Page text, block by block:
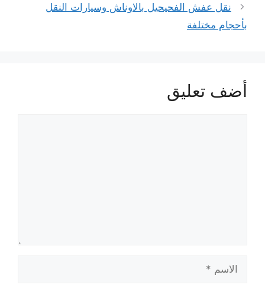
نقل عفش الفحيحيل بالاوناش وسيارات النقل
بأحجام مختلفة
أضف تعليق